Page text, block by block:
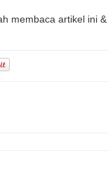
membaca artikel ini